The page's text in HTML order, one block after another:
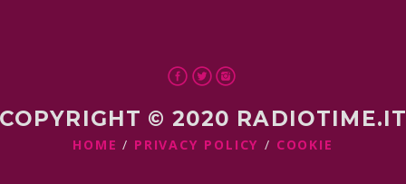
COPYRIGHT © 2020
HOME PRIVACY POLICY COOKIE